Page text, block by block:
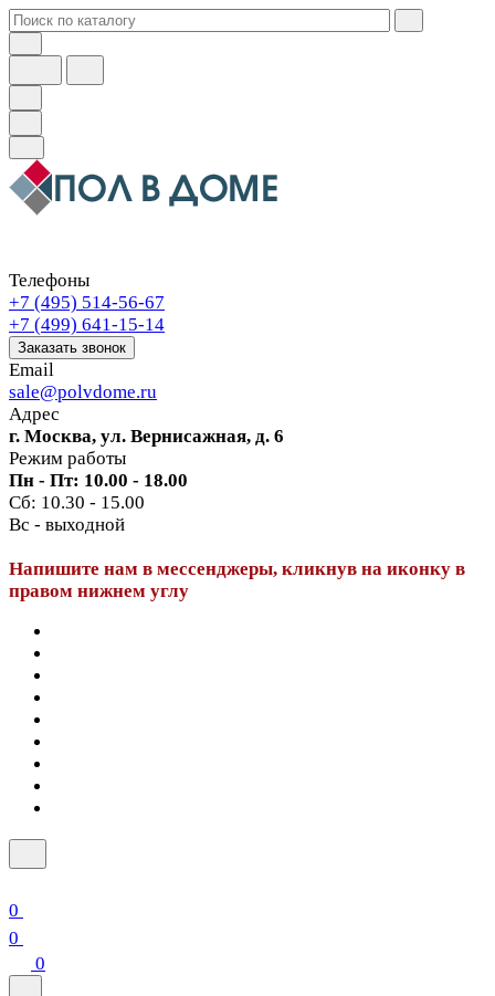
Телефоны
+7 (495) 514-56-67
+7 (499) 641-15-14
Заказать звонок
Email
sale@polvdome.ru
Адрес
г. Москва, ул. Вернисажная, д. 6
Режим работы
Пн - Пт: 10.00 - 18.00
Сб: 10.30 - 15.00
Вс - выходной
Напишите нам в мессенджеры, кликнув на иконку в
правом нижнем углу
0
0
0